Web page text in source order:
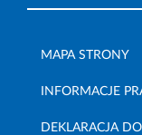
MAPA STRONY
INFORMACJE
DEKLARACJA